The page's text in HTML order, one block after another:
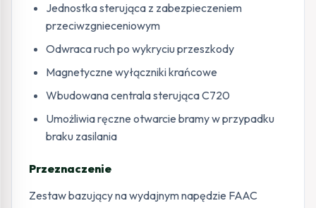
Jednostka sterująca z zabezpieczeniem
przeciwzgnieceniowym
Odwraca ruch po wykryciu przeszkody
Magnetyczne wyłączniki krańcowe
Wbudowana centrala sterująca C720
Umożliwia ręczne otwarcie bramy w przypadku
braku zasilania
Przeznaczenie
Zestaw bazujący na wydajnym napędzie FAAC